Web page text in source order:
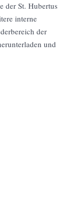
der St. Hubertus
interne
der
und